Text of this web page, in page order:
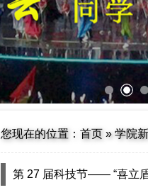
您现在的位置： 首页 »学院
第 27 届科技节—— “喜立